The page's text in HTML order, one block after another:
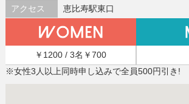
アクセス
恵比寿駅東口
￥1200 / 3名￥700
※女性3人以上同時申し込みで全員500円引き!